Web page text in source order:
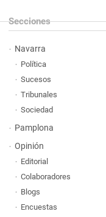
Secciones
Navarra
Política
Sucesos
Tribunales
Sociedad
Pamplona
Opinión
Editorial
Colaboradores
Blogs
Encuestas